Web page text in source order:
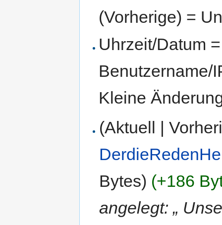
(Vorherige) =
Uhrzeit/Datum
Benutzername/
Kleine
(Aktuell |
Bytes) (+186
angelegt: „